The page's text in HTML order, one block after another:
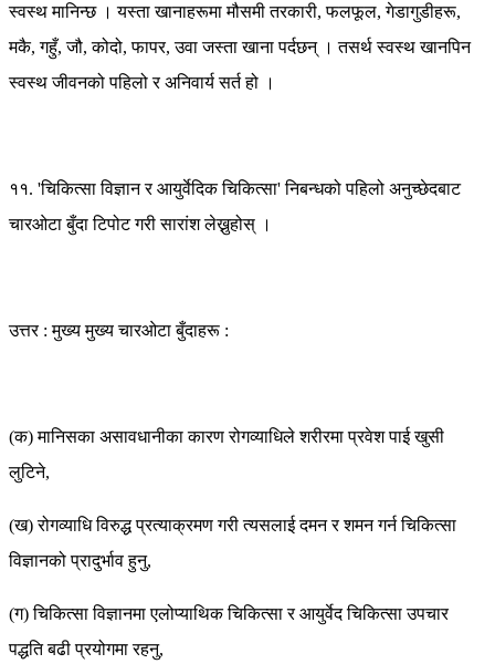
स्वस्थ मानिन्छ । यस्ता खानाहरूमा मौसमी तरकारी, फलफूल, गेडागुडीहरू,
मकै, गहुँ, जौ, कोदो, फापर, उवा जस्ता खाना पर्दछन् । तसर्थ स्वस्थ खानपिन
स्वस्थ जीवनको पहिलो र अनिवार्य सर्त हो ।
११. 'चिकित्सा विज्ञान र आयुर्वेदिक चिकित्सा' निबन्धको पहिलो अनुच्छेदबाट
चारओटा बुँदा टिपोट गरी सारांश लेख्नुहोस् ।
उत्तर : मुख्य मुख्य चारओटा बुँदाहरू :
(क) मानिसका असावधानीका कारण रोगव्याधिले शरीरमा प्रवेश पाई खुसी
लुटिने,
(ख) रोगव्याधि विरुद्ध प्रत्याक्रमण गरी त्यसलाई दमन र शमन गर्न चिकित्सा
विज्ञानको प्रादुर्भाव हुनु,
(ग) चिकित्सा विज्ञानमा एलोप्याथिक चिकित्सा र आयुर्वेद चिकित्सा उपचार
पद्धति बढी प्रयोगमा रहनु,